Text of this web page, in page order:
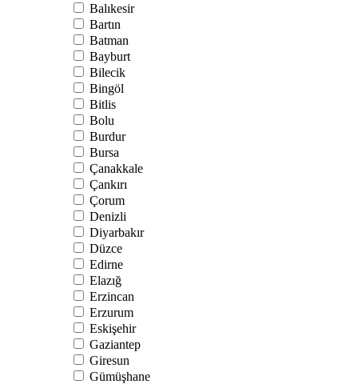
Balıkesir
Bartın
Batman
Bayburt
Bilecik
Bingöl
Bitlis
Bolu
Burdur
Bursa
Çanakkale
Çankırı
Çorum
Denizli
Diyarbakır
Düzce
Edirne
Elazığ
Erzincan
Erzurum
Eskişehir
Gaziantep
Giresun
Gümüşhane